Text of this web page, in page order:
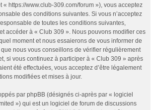
« https://www.club-309.com/forum »), vous acceptez
des conditions suivantes. Si vous n’acceptez
de toutes les conditions suivantes,
accéder à « Club 309 ». Nous pouvons modifier ces
moment et nous essaierons de vous informer de
nous vous conseillons de vérifier régulièrement
si vous continuez à participer à « Club 309 » après
été effectuées, vous acceptez d’être légalement
modifiées et mises à jour.
par phpBB (désignés ci-après par « logiciel
») qui est un logiciel de forum de discussions